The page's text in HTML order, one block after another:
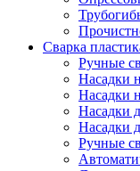
Сварка
Ручные
Насадки
Насадки
Насадки
Насадки
Ручные